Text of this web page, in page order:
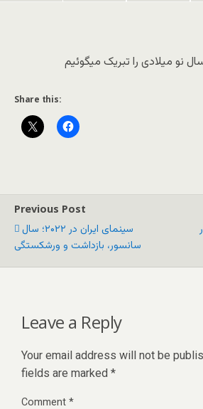
نو میلادی را تبریک میگوئیم
Share this:
Previous Post
سینمای ایران در ۲۰۲۲؛ سال
سانسور، بازداشت و ورشکستگی
Leave a Reply
Your email address will not be
fields are marked *
Comment*